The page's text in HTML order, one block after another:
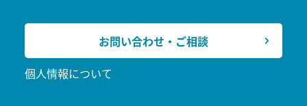
お問い合わせ・ご相談
個人情報について